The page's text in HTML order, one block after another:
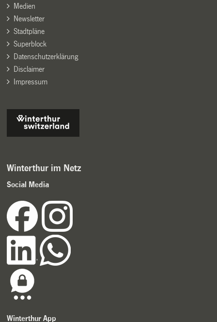
Medien
Newsletter
Stadtpläne
Superblock
Datenschutzerklärung
Disclaimer
Impressum
Winterthur im Netz
Social Media
Winterthur App